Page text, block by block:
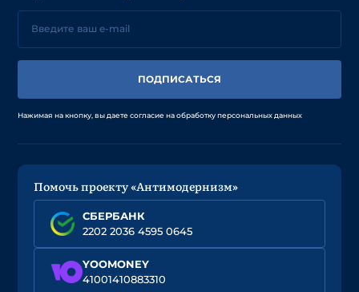
ПОДПИСАТЬСЯ
Нажимая на кнопку, вы даете согласие на обработку персональных данных
Помочь проекту «Антимодернизм»
СБЕРБАНК
2202 2036 4595 0645
YOOMONEY
41001410883310